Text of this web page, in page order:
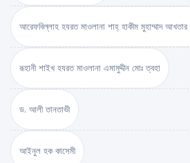
আরেফবিল্লাহ হযরত মাওলানা শাহ্ হাকীম মুহাম্মাদ আখতার
রূহানী শাইখ হযরত মাওলানা এমামুদ্দীন মোঃ ত্বহা
ড. আলী তানতাভী
আইনুল হক কাসেমী